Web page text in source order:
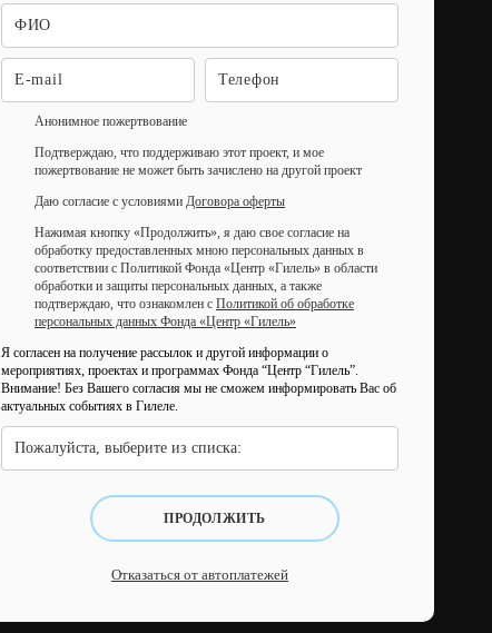
Анонимное пожертвование
Подтверждаю, что поддерживаю этот проект, и мое
пожертвование не может быть зачислено на другой проект
Даю согласие с условиями Договора оферты
Нажимая кнопку «Продолжить», я даю свое согласие на
обработку предоставленных мною персональных данных в
соответствии с Политикой Фонда «Центр «Гилель» в области
обработки и защиты персональных данных, а также
подтверждаю, что ознакомлен с Политикой об обработке
персональных данных Фонда «Центр «Гилель»
Я согласен на получение рассылок и другой информации о
мероприятиях, проектах и программах Фонда “Центр “Гилель”.
Внимание! Без Вашего согласия мы не сможем информировать Вас об
актуальных событиях в Гилеле.
Пожалуйста, выберите из списка:
ПРОДОЛЖИТЬ
Отказаться от автоплатежей